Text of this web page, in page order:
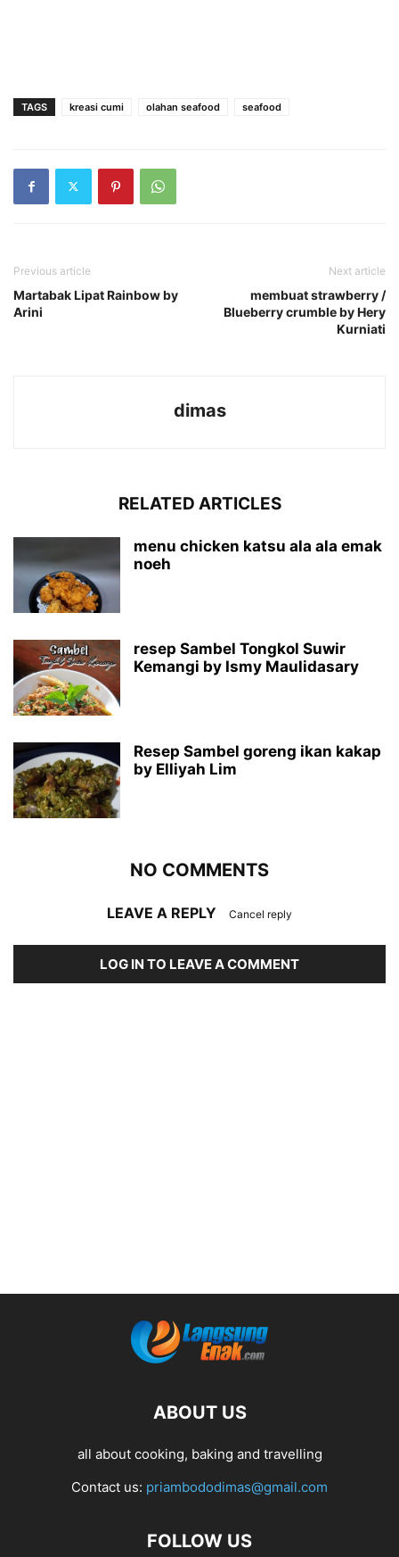
TAGS kreasi cumi olahan seafood seafood
Previous article
Martabak Lipat Rainbow by
Arini
Next article
membuat strawberry /
Blueberry crumble by Hery
Kurniati
dimas
RELATED ARTICLES
menu chicken katsu ala ala emak
noeh
resep Sambel Tongkol Suwir
Kemangi by Ismy Maulidasary
Resep Sambel goreng ikan kakap
by Elliyah Lim
NO COMMENTS
LEAVE A REPLY Cancel reply
LOG IN TO LEAVE A COMMENT
ABOUT US
all about cooking, baking and travelling
Contact us: priambododimas@gmail.com
FOLLOW US